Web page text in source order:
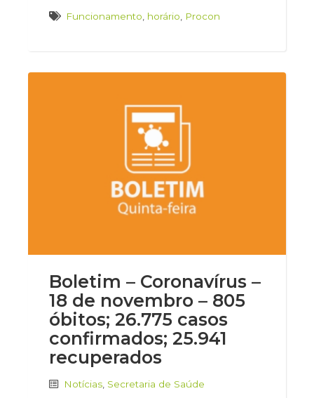
Funcionamento horário Procon
Boletim – Coronavírus –
18 de novembro – 805
óbitos; 26.775 casos
confirmados; 25.941
recuperados
Notícias Secretaria de Saúde